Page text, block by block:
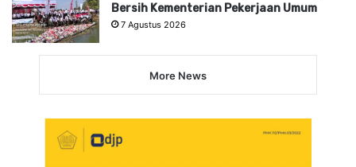
Bersih Kementerian Pekerjaan Umum
7 Agustus 2026
More News